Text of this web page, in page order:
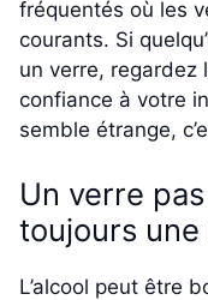
fréquentés où les
courants. Si
un verre, regardez
confiance à votre
semble étrange,
Un verre
toujours
L’alcool peut être